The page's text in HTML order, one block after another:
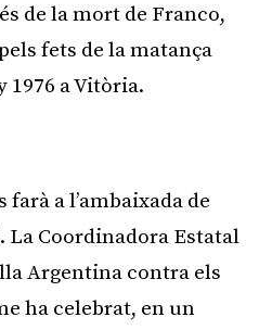
de la mort de Franco,
fets de la matança
1976 a Vitòria.
a l’ambaixada de
La Coordinadora Estatal
Argentina contra els
ha celebrat, en un